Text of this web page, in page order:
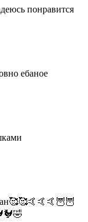
понравится
ебаное